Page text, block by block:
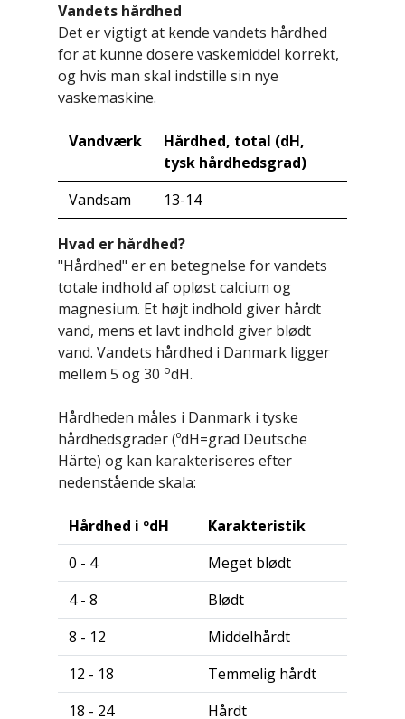
Vandets hårdhed
Det er vigtigt at kende vandets hårdhed
for at kunne dosere vaskemiddel korrekt,
og hvis man skal indstille sin nye
vaskemaskine.
Vandværk
Hårdhed, total (dH,
tysk hårdhedsgrad)
Vandsam
13-14
Hvad er hårdhed?
"Hårdhed" er en betegnelse for vandets
totale indhold af opløst calcium og
magnesium. Et højt indhold giver hårdt
vand, mens et lavt indhold giver blødt
vand. Vandets hårdhed i Danmark ligger
mellem 5 og 30 odH.
Hårdheden måles i Danmark i tyske
hårdhedsgrader (ºdH=grad Deutsche
Härte) og kan karakteriseres efter
nedenstående skala:
Hårdhed i ºdH
Karakteristik
0 - 4
Meget blødt
4 - 8
Blødt
8 - 12
Middelhårdt
12 - 18
Temmelig hårdt
18 - 24
Hårdt